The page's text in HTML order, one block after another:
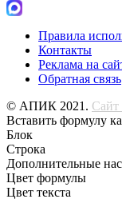
Правила
Контакты
Реклама на
Обратная связь
© АПИК 2021. Сайт
Вставить формулу
Блок
Строка
Дополнительные
Цвет формулы
Цвет текста